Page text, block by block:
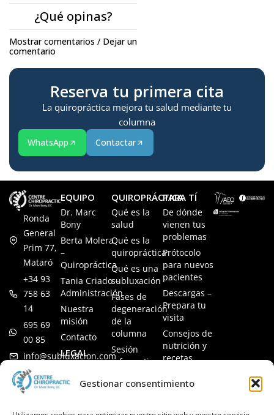
Gestionar consentimiento
¿Qué opinas?
Mostrar comentarios / Dejar un
comentario
Reserva tu primera cita
La quiropráctica mejora tu salud mediante tu
columna
WhatsApp Contactar
Ronda
General
Prim 77,
Mataró
+34 93
758 63
14
695 69
00 85
info@subluxacion.com
EQUIPO
Dr. Marc
Bony
Berta Molera
–
Quiropráctica
Tania Criado –
Administración
Nuestra
misión
Contacto
LEGAL
Política de
Política de
QUIROPRÁCTICA
Qué es la
salud
Qué es la
quiropráctica
Qué es una
subluxación
Fases de
degeneración
de la
columna
Sesión
informativa
para familias
PARA TÍ
De dónde
vienen tus
problemas
Prótocolo
para nuevos
pacientes
Descargas –
Prepara tu
visita
Consejos de
nutrición y
recetas
frecuentes